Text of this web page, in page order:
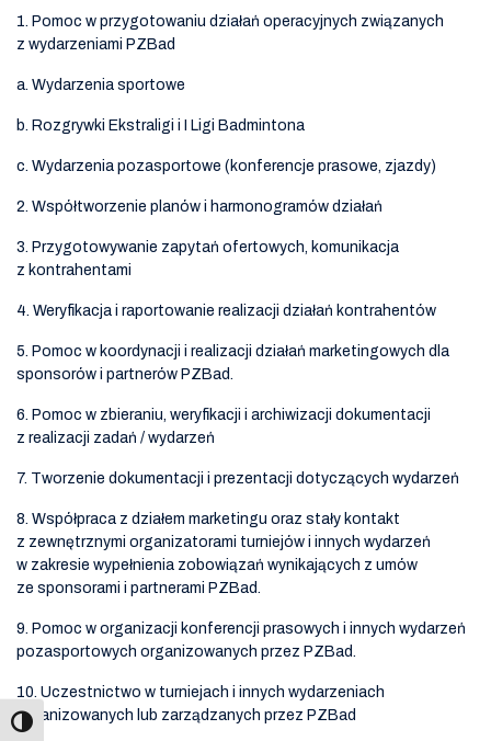
1. Pomoc w przygotowaniu działań operacyjnych związanych
z wydarzeniami PZBad
a. Wydarzenia sportowe
b. Rozgrywki Ekstraligi i I Ligi Badmintona
c. Wydarzenia pozasportowe (konferencje prasowe, zjazdy)
2. Współtworzenie planów i harmonogramów działań
3. Przygotowywanie zapytań ofertowych, komunikacja
z kontrahentami
4. Weryfikacja i raportowanie realizacji działań kontrahentów
5. Pomoc w koordynacji i realizacji działań marketingowych dla
sponsorów i partnerów PZBad.
6. Pomoc w zbieraniu, weryfikacji i archiwizacji dokumentacji
z realizacji zadań / wydarzeń
7. Tworzenie dokumentacji i prezentacji dotyczących wydarzeń
8. Współpraca z działem marketingu oraz stały kontakt
z zewnętrznymi organizatorami turniejów i innych wydarzeń
w zakresie wypełnienia zobowiązań wynikających z umów
ze sponsorami i partnerami PZBad.
9. Pomoc w organizacji konferencji prasowych i innych wydarzeń
pozasportowych organizowanych przez PZBad.
10. Uczestnictwo w turniejach i innych wydarzeniach
organizowanych lub zarządzanych przez PZBad